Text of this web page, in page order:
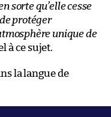
sorte qu’elle cesse
protéger
unique de
à ce sujet.
la langue de